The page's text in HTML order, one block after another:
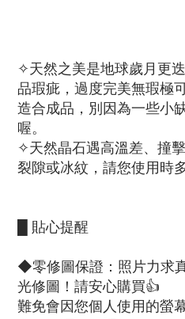
✧天然之美是地球歲月更
品瑕疵，過度完美無瑕極
造合成品，別因為一些小
喔。
✧天然晶石遇高溫差、撞
裂隙或冰紋，請您使用時
█ 貼心提醒
◆零修圖保證：照片力求
光修圖！請安心購買👍
難免會因您個人使用的螢